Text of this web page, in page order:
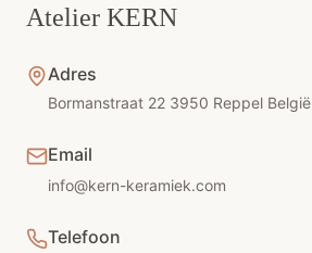
Atelier KERN
Adres
Bormanstraat 22 3950 Reppel België
Email
info@kern-keramiek.com
Telefoon